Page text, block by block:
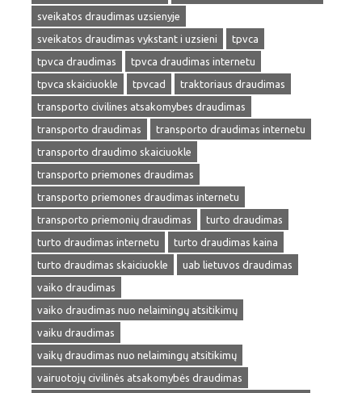
sveikatos draudimas uzsienyje
sveikatos draudimas vykstant i uzsieni
tpvca
tpvca draudimas
tpvca draudimas internetu
tpvca skaiciuokle
tpvcad
traktoriaus draudimas
transporto civilines atsakomybes draudimas
transporto draudimas
transporto draudimas internetu
transporto draudimo skaiciuokle
transporto priemones draudimas
transporto priemones draudimas internetu
transporto priemonių draudimas
turto draudimas
turto draudimas internetu
turto draudimas kaina
turto draudimas skaiciuokle
uab lietuvos draudimas
vaiko draudimas
vaiko draudimas nuo nelaimingų atsitikimų
vaiku draudimas
vaikų draudimas nuo nelaimingų atsitikimų
vairuotojų civilinės atsakomybės draudimas